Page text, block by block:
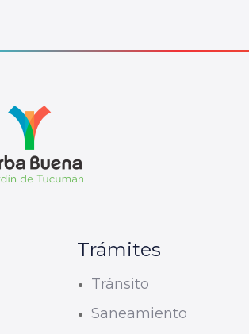
Trámites
Tránsito
Saneamiento